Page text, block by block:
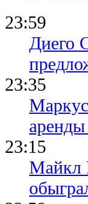
23:59
Диего
23:35
23:15
Майкл